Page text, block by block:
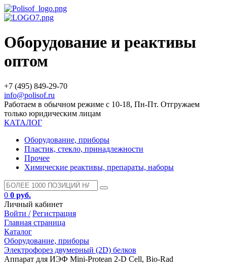
Оборудование и реактивы
оптом
+7 (495) 849-29-70
info@polisof.ru
Работаем в обычном режиме с 10-18, Пн-Пт. Отгружаем
только юридическим лицам
КАТАЛОГ
Оборудование, приборы
Пластик, стекло, принадлежности
Прочее
Химические реактивы, препараты, наборы
0 0 руб.
Личный кабинет
Войти / Регистрация
Главная страница
Каталог
Оборудование, приборы
Электрофорез двумерный (2D) белков
Аппарат для ИЭФ Mini-Protean 2-D Cell, Bio-Rad